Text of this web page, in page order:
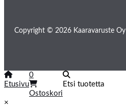
Copyright © 2026 Kaaravaruste Oy
Etusivu
0
Ostoskori
Etsi tuotetta
×